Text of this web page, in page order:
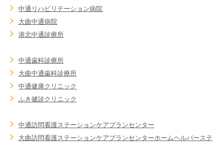
中通リハビリテーション病院
大曲中通病院
港北中通診療所
中通歯科診療所
大曲中通歯科診療所
中通健康クリニック
ふき健診クリニック
中通訪問看護ステーションケアプランセンター
大曲訪問看護ステーションケアプランセンターホームヘルパーステ